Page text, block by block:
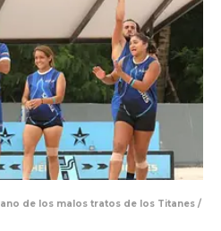
de los malos tratos de los Titanes /